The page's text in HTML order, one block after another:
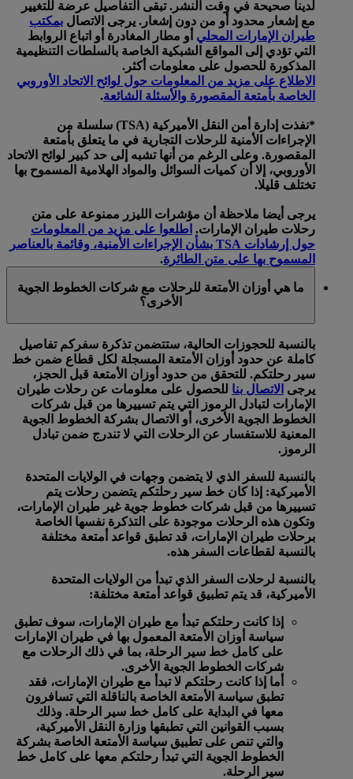
لدينا صحيحة في وقت النشر. تبقى التفاصيل عرضة للتغيير
مع إشعار محدود أو من دون إشعار. يرجى الاتصال بمكتب
طيران الإمارات المحلي أو مطار المغادرة أو اتباع الروابط
التي تؤدي إلى المواقع الشبكية الخاصة بالسلطات التنظيمية
المذكورة للحصول على معلومات أكثر.
الاطلاع على مزيد من المعلومات حول لوائح الاتحاد الأوروبي
الخاصة بأمتعة المقصورة والأسئلة الشائعة.
*نفذت إدارة أمن النقل الأميركية (TSA) سلسلة من
الإجراءات الأمنية للرحلات التجارية في ما يتعلق بأمتعة
المقصورة. وعلى الرغم من أنها تشبه إلى حد كبير لوائح الاتحاد
الأوروبي، إلا أن كميات السوائل والمواد الهلامية المسموح بها
تختلف قليلا.
يرجى أيضا ملاحظة أن مؤشرات الليزر ممنوعة على متن
رحلات طيران الإمارات. اطلعوا على مزيد من المعلومات
حول إرشادات TSA بشأن الإجراءات الأمنية، وقائمة بالعناصر
المسموح بها على متن الطائرة.
ما هي أوزان الأمتعة للرحلات مع شركات الخطوط الجوية
الأخرى؟
بالنسبة للحجوزات الحالية، ستتضمن تذكرة سفركم تفاصيل
كاملة عن حدود أوزان الأمتعة المسجلة لكل قطاع ضمن خط
سير رحلتكم. للتحقق من حدود أوزان الأمتعة قبل الحجز،
يرجى الاتصال بنا للحصول على معلومات عن رحلات طيران
الإمارات لتبادل الرموز التي يتم تسييرها من قبل شركات
الخطوط الجوية الأخرى، أو الاتصال بشركة الخطوط الجوية
المعنية للاستفسار عن الرحلات التي لا تندرج ضمن تبادل
الرموز.
بالنسبة للسفر الذي لا يتضمن وجهات في الولايات المتحدة
الأميركية: إذا كان خط سير رحلتكم يتضمن رحلات يتم
تسييرها من قبل شركات خطوط جوية غير طيران الإمارات،
وتكون هذه الرحلات موجودة على التذكرة نفسها الخاصة
برحلات طيران الإمارات، قد تطبق قواعد أمتعة مختلفة
بالنسبة لقطاعات السفر هذه.
بالنسبة لرحلات السفر الذي تبدأ من الولايات المتحدة
الأميركية، قد يتم تطبيق قواعد أمتعة مختلفة:
إذا كانت رحلتكم تبدأ مع طيران الإمارات، سوف تطبق
سياسة أوزان الأمتعة المعمول بها في طيران الإمارات
على كامل خط سير الرحلة، بما في ذلك الرحلات مع
شركات الخطوط الجوية الأخرى.
أما إذا كانت رحلتكم لا تبدأ مع طيران الإمارات، فقد
تطبق سياسة الأمتعة الخاصة بالناقلة التي تسافرون
معها في البداية على كامل خط سير الرحلة. وذلك
بسبب القوانين التي تطبقها وزارة النقل الأميركية،
والتي تنص على تطبيق سياسة الأمتعة الخاصة بشركة
الخطوط الجوية التي تبدأ رحلتكم معها على كامل خط
سير الرحلة.